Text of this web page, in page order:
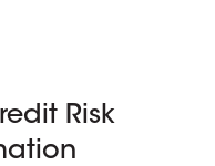
Risk